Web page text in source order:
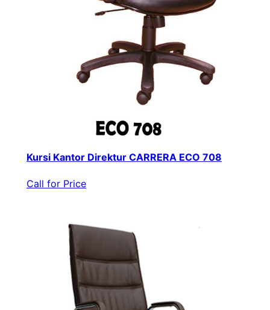
Kursi Kantor Direktur CARRERA ECO 708
Call for Price